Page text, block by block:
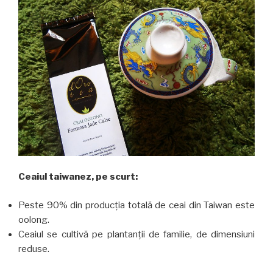
Ceaiul taiwanez, pe scurt:
Peste 90% din producția totală de ceai din Taiwan este
oolong.
Ceaiul se cultivă pe plantanții de familie, de dimensiuni
reduse.